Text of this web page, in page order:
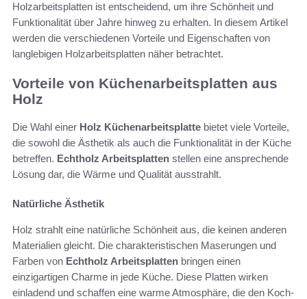
Holzarbeitsplatten ist entscheidend, um ihre Schönheit und
Funktionalität über Jahre hinweg zu erhalten. In diesem Artikel
werden die verschiedenen Vorteile und Eigenschaften von
langlebigen Holzarbeitsplatten näher betrachtet.
Vorteile von Küchenarbeitsplatten aus
Holz
Die Wahl einer Holz Küchenarbeitsplatte bietet viele Vorteile,
die sowohl die Ästhetik als auch die Funktionalität in der Küche
betreffen. Echtholz Arbeitsplatten stellen eine ansprechende
Lösung dar, die Wärme und Qualität ausstrahlt.
Natürliche Ästhetik
Holz strahlt eine natürliche Schönheit aus, die keinen anderen
Materialien gleicht. Die charakteristischen Maserungen und
Farben von Echtholz Arbeitsplatten bringen einen
einzigartigen Charme in jede Küche. Diese Platten wirken
einladend und schaffen eine warme Atmosphäre, die den Koch-